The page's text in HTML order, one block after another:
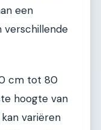
een
verschillende
cm tot 80
hoogte van
variëren